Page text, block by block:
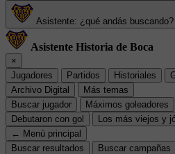
Asistente: ¿qué andás buscando?
Asistente Historia de Boca
×
Jugadores
Partidos Historiales
Archivo Digital
Más temas
Buscar jugador
Máximos goleadores
Debutaron con gol
Los más viejos y
← Menú principal
Buscar resultados
Buscar campañas